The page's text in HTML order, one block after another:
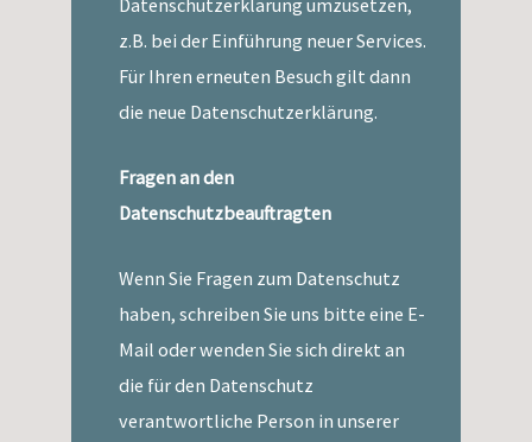
z.B. bei der Einführung neuer Services.
Für Ihren erneuten Besuch gilt dann
die neue Datenschutzerklärung.
Fragen an den
Datenschutzbeauftragten
Wenn Sie Fragen zum Datenschutz
haben, schreiben Sie uns bitte eine E-
Mail oder wenden Sie sich direkt an
die für den Datenschutz
verantwortliche Person in unserer